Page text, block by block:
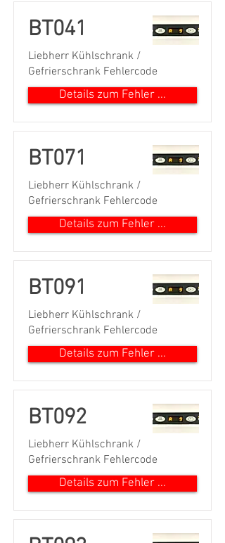
BT041
Liebherr Kühlschrank /
Gefrierschrank Fehlercode
Details zum Fehler ...
BT071
Liebherr Kühlschrank /
Gefrierschrank Fehlercode
Details zum Fehler ...
BT091
Liebherr Kühlschrank /
Gefrierschrank Fehlercode
Details zum Fehler ...
BT092
Liebherr Kühlschrank /
Gefrierschrank Fehlercode
Details zum Fehler ...